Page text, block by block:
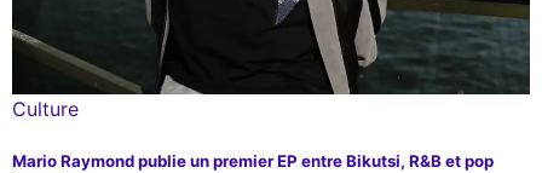
Culture
Mario Raymond publie un premier EP entre Bikutsi, R&B et pop